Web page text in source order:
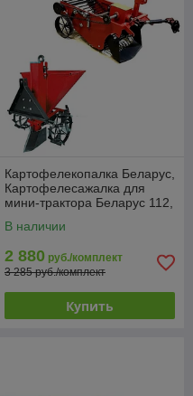
Картофелекопалка Беларус,
Картофелесажалка для
мини-трактора Беларус 112,
В наличии
2 880 руб./комплект
3 285 руб./комплект
Купить